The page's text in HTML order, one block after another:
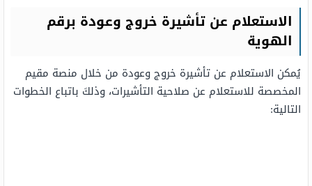
الاستعلام عن تأشيرة خروج وعودة برقم
الهوية
يُمكن الاستعلام عن تأشيرة خروج وعودة من خلال منصة مقيم
المخصصة للاستعلام عن صلاحية التأشيرات، وذلكَ باتباع الخطوات
التالية: